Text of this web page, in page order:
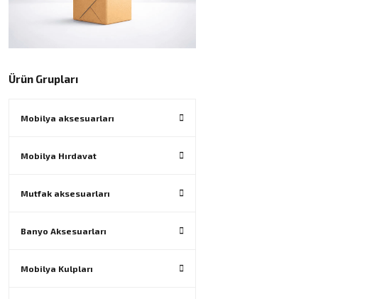
Ürün Grupları
Mobilya aksesuarları
Mobilya Hırdavat
Mutfak aksesuarları
Banyo Aksesuarları
Mobilya Kulpları